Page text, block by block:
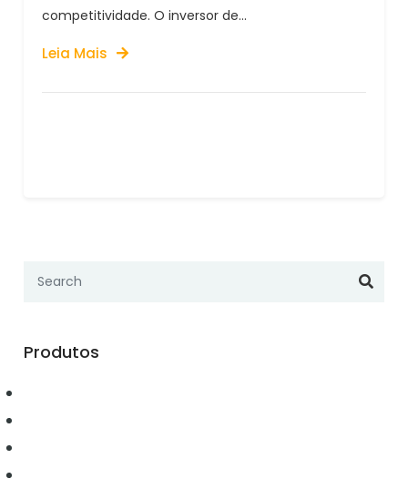
competitividade. O inversor de...
Leia Mais
Produtos